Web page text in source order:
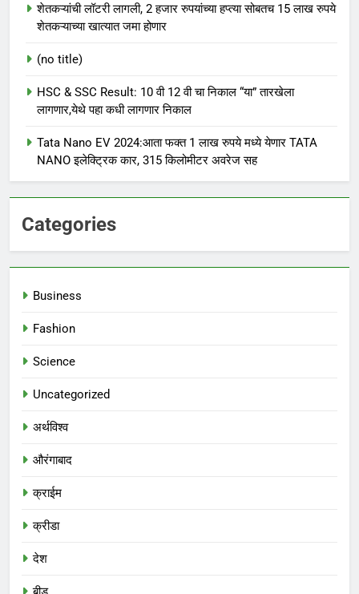
शेतकऱ्यांची लॉटरी लागली, 2 हजार रुपयांच्या हप्त्या सोबतच 15 लाख रुपये
शेतकऱ्याच्या खात्यात जमा होणार
(no title)
HSC & SSC Result: 10 वी 12 वी चा निकाल “या” तारखेला
लागणार,येथे पहा कधी लागणार निकाल
Tata Nano EV 2024:आता फक्त 1 लाख रुपये मध्ये येणार TATA
NANO इलेक्ट्रिक कार, 315 किलोमीटर अवरेज सह
Categories
Business
Fashion
Science
Uncategorized
अर्थविश्व
औरंगाबाद
क्राईम
क्रीडा
देश